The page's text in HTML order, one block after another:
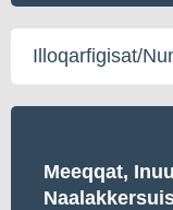
Illoqarfigisat/
toqqaruk
Meeqqat,